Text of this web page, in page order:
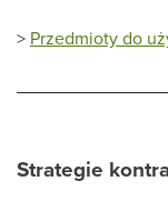
> Przedmioty do
Strategie